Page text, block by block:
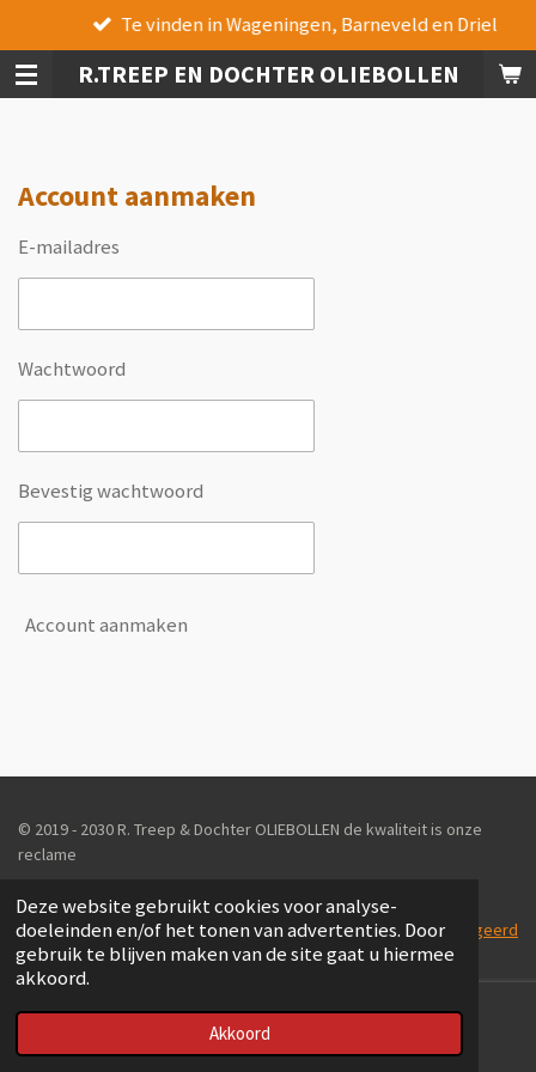
Deze website gebruikt cookies voor analyse-
doeleinden en/of het tonen van advertenties. Door
gebruik te blijven maken van de site gaat u hiermee
akkoord.
Akkoord
direct
naar
R.TREEP EN DOCHTER OLIEBOLLEN
Te vinden in Wageningen, Barneveld en Driel
Account aanmaken
E-mailadres
Wachtwoord
Bevestig wachtwoord
Account aanmaken
© 2019 - 2030 R. Treep & Dochter OLIEBOLLEN de kwaliteit is onze
reclame
Powered by: Sander Voogsgeerd